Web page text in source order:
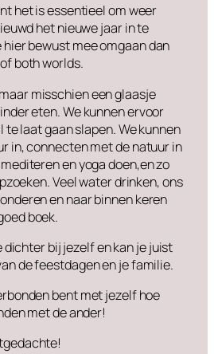
het is essentieel om weer
het nieuwe jaar in te
hier bewust mee omgaan dan
both worlds.
misschien een glaasje
eten. We kunnen ervoor
te laat gaan slapen. We kunnen
in, connecten met de natuur in
en yoga doen,en zo
Veel water drinken, ons
en naar binnen keren
boek.
dichter bij jezelf en kan je juist
de feestdagen en je familie.
bent met jezelf hoe
met de ander!